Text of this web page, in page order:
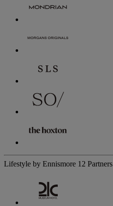
Lifestyle by Ennismore 12 Partners